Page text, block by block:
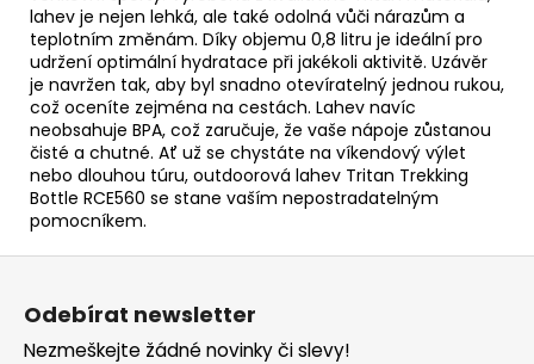
lahev je nejen lehká, ale také odolná vůči nárazům a
teplotním změnám. Díky objemu 0,8 litru je ideální pro
udržení optimální hydratace při jakékoli aktivitě. Uzávěr
je navržen tak, aby byl snadno otevíratelný jednou rukou,
což oceníte zejména na cestách. Lahev navíc
neobsahuje BPA, což zaručuje, že vaše nápoje zůstanou
čisté a chutné. Ať už se chystáte na víkendový výlet
nebo dlouhou túru, outdoorová lahev Tritan Trekking
Bottle RCE560 se stane vaším nepostradatelným
pomocníkem.
Z
Odebírat newsletter
Nezmeškejte žádné novinky či slevy!